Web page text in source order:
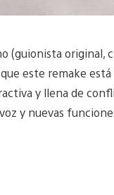
(guionista original,
este remake está
y llena de
y nuevas